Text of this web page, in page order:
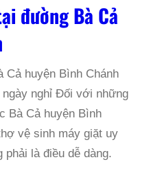
đường Bà Cả
Cả huyện Bình Chánh
nghỉ Đối với những
Bà Cả huyện Bình
vệ sinh máy giặt uy
phải là điều dễ dàng.